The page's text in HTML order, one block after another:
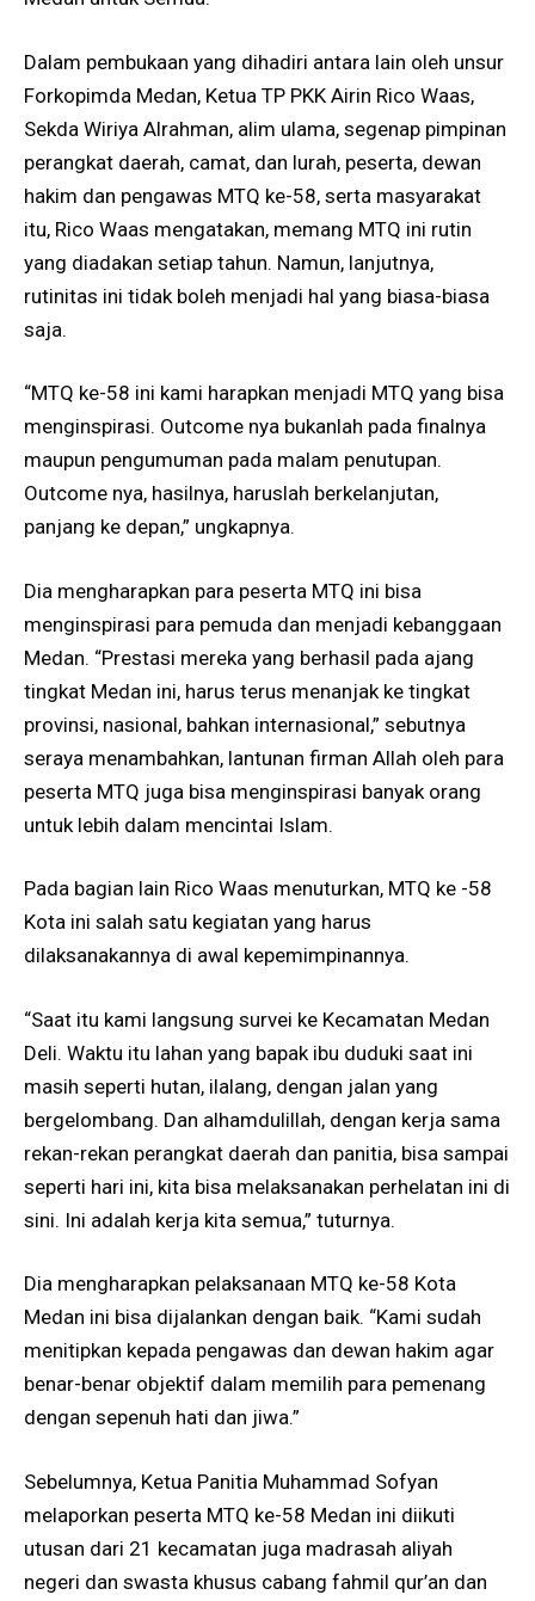
Dalam pembukaan yang dihadiri antara lain oleh unsur
Forkopimda Medan, Ketua TP PKK Airin Rico Waas,
Sekda Wiriya Alrahman, alim ulama, segenap pimpinan
perangkat daerah, camat, dan lurah, peserta, dewan
hakim dan pengawas MTQ ke-58, serta masyarakat
itu, Rico Waas mengatakan, memang MTQ ini rutin
yang diadakan setiap tahun. Namun, lanjutnya,
rutinitas ini tidak boleh menjadi hal yang biasa-biasa
saja.
“MTQ ke-58 ini kami harapkan menjadi MTQ yang bisa
menginspirasi. Outcome nya bukanlah pada finalnya
maupun pengumuman pada malam penutupan.
Outcome nya, hasilnya, haruslah berkelanjutan,
panjang ke depan,” ungkapnya.
Dia mengharapkan para peserta MTQ ini bisa
menginspirasi para pemuda dan menjadi kebanggaan
Medan. “Prestasi mereka yang berhasil pada ajang
tingkat Medan ini, harus terus menanjak ke tingkat
provinsi, nasional, bahkan internasional,” sebutnya
seraya menambahkan, lantunan firman Allah oleh para
peserta MTQ juga bisa menginspirasi banyak orang
untuk lebih dalam mencintai Islam.
Pada bagian lain Rico Waas menuturkan, MTQ ke -58
Kota ini salah satu kegiatan yang harus
dilaksanakannya di awal kepemimpinannya.
“Saat itu kami langsung survei ke Kecamatan Medan
Deli. Waktu itu lahan yang bapak ibu duduki saat ini
masih seperti hutan, ilalang, dengan jalan yang
bergelombang. Dan alhamdulillah, dengan kerja sama
rekan-rekan perangkat daerah dan panitia, bisa sampai
seperti hari ini, kita bisa melaksanakan perhelatan ini di
sini. Ini adalah kerja kita semua,” tuturnya.
Dia mengharapkan pelaksanaan MTQ ke-58 Kota
Medan ini bisa dijalankan dengan baik. “Kami sudah
menitipkan kepada pengawas dan dewan hakim agar
benar-benar objektif dalam memilih para pemenang
dengan sepenuh hati dan jiwa.”
Sebelumnya, Ketua Panitia Muhammad Sofyan
melaporkan peserta MTQ ke-58 Medan ini diikuti
utusan dari 21 kecamatan juga madrasah aliyah
negeri dan swasta khusus cabang fahmil qur’an dan